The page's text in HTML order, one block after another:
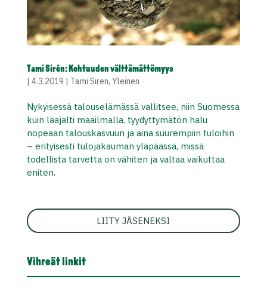
Tami Sirén: Kohtuuden välttämättömyys
| 4.3.2019 | Tami Siren, Yleinen
Nykyisessä talouselämässä vallitsee, niin Suomessa
kuin laajalti maailmalla, tyydyttymätön halu
nopeaan talouskasvuun ja aina suurempiin tuloihin
– erityisesti tulojakauman yläpäässä, missä
todellista tarvetta on vähiten ja valtaa vaikuttaa
eniten.
LIITY JÄSENEKSI
Vihreät linkit